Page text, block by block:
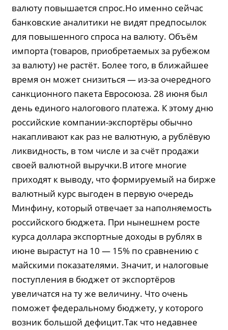
валюту повышается спрос.Но именно сейчас
банковские аналитики не видят предпосылок
для повышенного спроса на валюту. Объём
импорта (товаров, приобретаемых за рубежом
за валюту) не растёт. Более того, в ближайшее
время он может снизиться — из-за очередного
санкционного пакета Евросоюза. 28 июня был
день единого налогового платежа. К этому дню
российские компании-экспортёры обычно
накапливают как раз не валютную, а рублёвую
ликвидность, в том числе и за счёт продажи
своей валютной выручки.В итоге многие
приходят к выводу, что формируемый на бирже
валютный курс выгоден в первую очередь
Минфину, который отвечает за наполняемость
российского бюджета. При нынешнем росте
курса доллара экспортные доходы в рублях в
июне вырастут на 10 — 15% по сравнению с
майскими показателями. Значит, и налоговые
поступления в бюджет от экспортёров
увеличатся на ту же величину. Что очень
поможет федеральному бюджету, у которого
возник большой дефицит.Так что недавнее